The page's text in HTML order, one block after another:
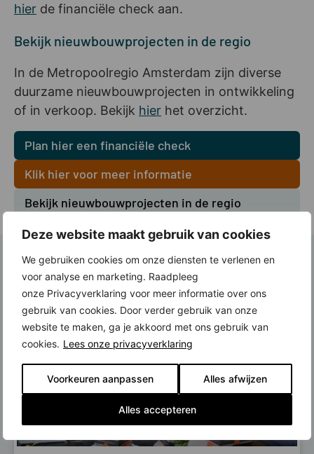
Deze website maakt gebruik van cookies
We gebruiken cookies om onze diensten te verlenen en
voor analyse en marketing. Raadpleeg
onze Privacyverklaring voor meer informatie over ons
gebruik van cookies. Door verder gebruik van onze
website te maken, ga je akkoord met ons gebruik van
cookies. Lees onze privacyverklaring
Voorkeuren aanpassen Alles afwijzen
Alles accepteren
hier de financiële check aan.
Bekijk nieuwbouwprojecten in de regio
In de Metropoolregio Amsterdam zijn diverse
duurzame nieuwbouwprojecten in ontwikkeling
of in verkoop. Bekijk hier het overzicht.
Plan hier een financiële check
Klik hier voor meer informatie
Bekijk nieuwbouwprojecten in de regio
Lees ook: